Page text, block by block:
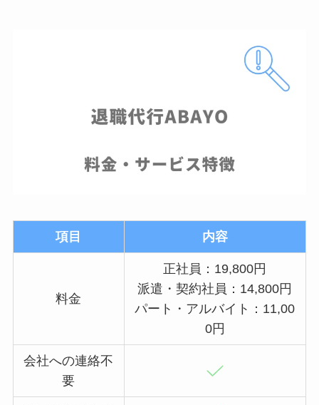
項目 内容
料金
正社員：19,800円
派遣・契約社員：14,800円
パート・アルバイト：11,00
0円
会社への連絡不
要